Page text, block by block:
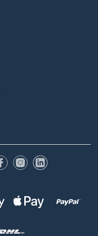
FacebookInstagram
LinkedIn